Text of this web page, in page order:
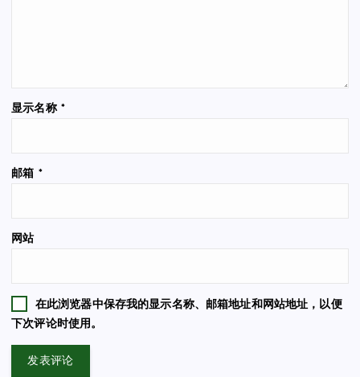
显示名称 *
邮箱 *
网站
在此浏览器中保存我的显示名称、邮箱地址和网站地址，以便
下次评论时使用。